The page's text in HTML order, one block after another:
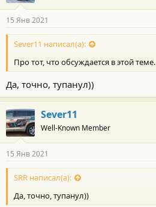
15 Янв 2021
Sever11 написал(а):
Про тот, что обсуждается в этой теме.
Да, точно, тупанул))
Sever11
Well-Known Member
15 Янв 2021
SRR написал(а):
Да, точно, тупанул))